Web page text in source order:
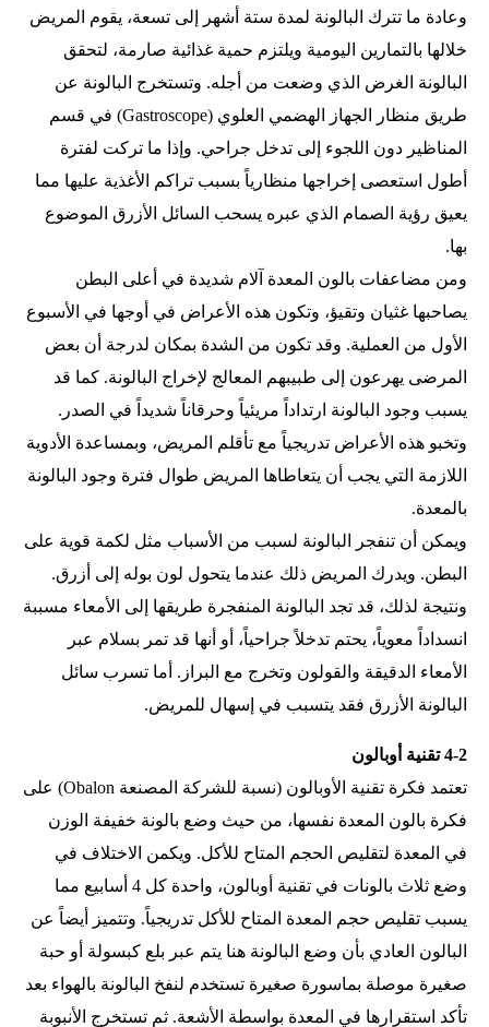
وعادة ما تترك البالونة لمدة ستة أشهر إلى تسعة، يقوم المريض
خلالها بالتمارين اليومية ويلتزم حمية غذائية صارمة، لتحقق
البالونة الغرض الذي وضعت من أجله. وتستخرج البالونة عن
طريق منظار الجهاز الهضمي العلوي (Gastroscope) في قسم
المناظير دون اللجوء إلى تدخل جراحي. وإذا ما تركت لفترة
أطول استعصى إخراجها منظارياً بسبب تراكم الأغذية عليها مما
يعيق رؤية الصمام الذي عبره يسحب السائل الأزرق الموضوع
بها.
ومن مضاعفات بالون المعدة آلام شديدة في أعلى البطن
يصاحبها غثيان وتقيؤ، وتكون هذه الأعراض في أوجها في الأسبوع
الأول من العملية. وقد تكون من الشدة بمكان لدرجة أن بعض
المرضى يهرعون إلى طبيبهم المعالج لإخراج البالونة. كما قد
يسبب وجود البالونة ارتداداً مريئياً وحرقاناً شديداً في الصدر.
وتخبو هذه الأعراض تدريجياً مع تأقلم المريض، وبمساعدة الأدوية
اللازمة التي يجب أن يتعاطاها المريض طوال فترة وجود البالونة
بالمعدة.
ويمكن أن تنفجر البالونة لسبب من الأسباب مثل لكمة قوية على
البطن. ويدرك المريض ذلك عندما يتحول لون بوله إلى أزرق.
ونتيجة لذلك، قد تجد البالونة المنفجرة طريقها إلى الأمعاء مسببة
انسداداً معوياً، يحتم تدخلاً جراحياً، أو أنها قد تمر بسلام عبر
الأمعاء الدقيقة والقولون وتخرج مع البراز. أما تسرب سائل
البالونة الأزرق فقد يتسبب في إسهال للمريض.
4-2 تقنية أوبالون
تعتمد فكرة تقنية الأوبالون (نسبة للشركة المصنعة Obalon) على
فكرة بالون المعدة نفسها، من حيث وضع بالونة خفيفة الوزن
في المعدة لتقليص الحجم المتاح للأكل. ويكمن الاختلاف في
وضع ثلاث بالونات في تقنية أوبالون، واحدة كل 4 أسابيع مما
يسبب تقليص حجم المعدة المتاح للأكل تدريجياً. وتتميز أيضاً عن
البالون العادي بأن وضع البالونة هنا يتم عبر بلع كبسولة أو حبة
صغيرة موصلة بماسورة صغيرة تستخدم لنفخ البالونة بالهواء بعد
تأكد استقرارها في المعدة بواسطة الأشعة. ثم تستخرج الأنبوبة